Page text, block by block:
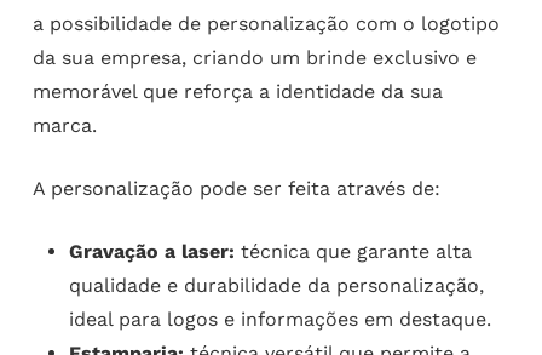
a possibilidade de personalização com o logotipo
da sua empresa, criando um brinde exclusivo e
memorável que reforça a identidade da sua
marca.
A personalização pode ser feita através de:
Gravação a laser: técnica que garante alta
qualidade e durabilidade da personalização,
ideal para logos e informações em destaque.